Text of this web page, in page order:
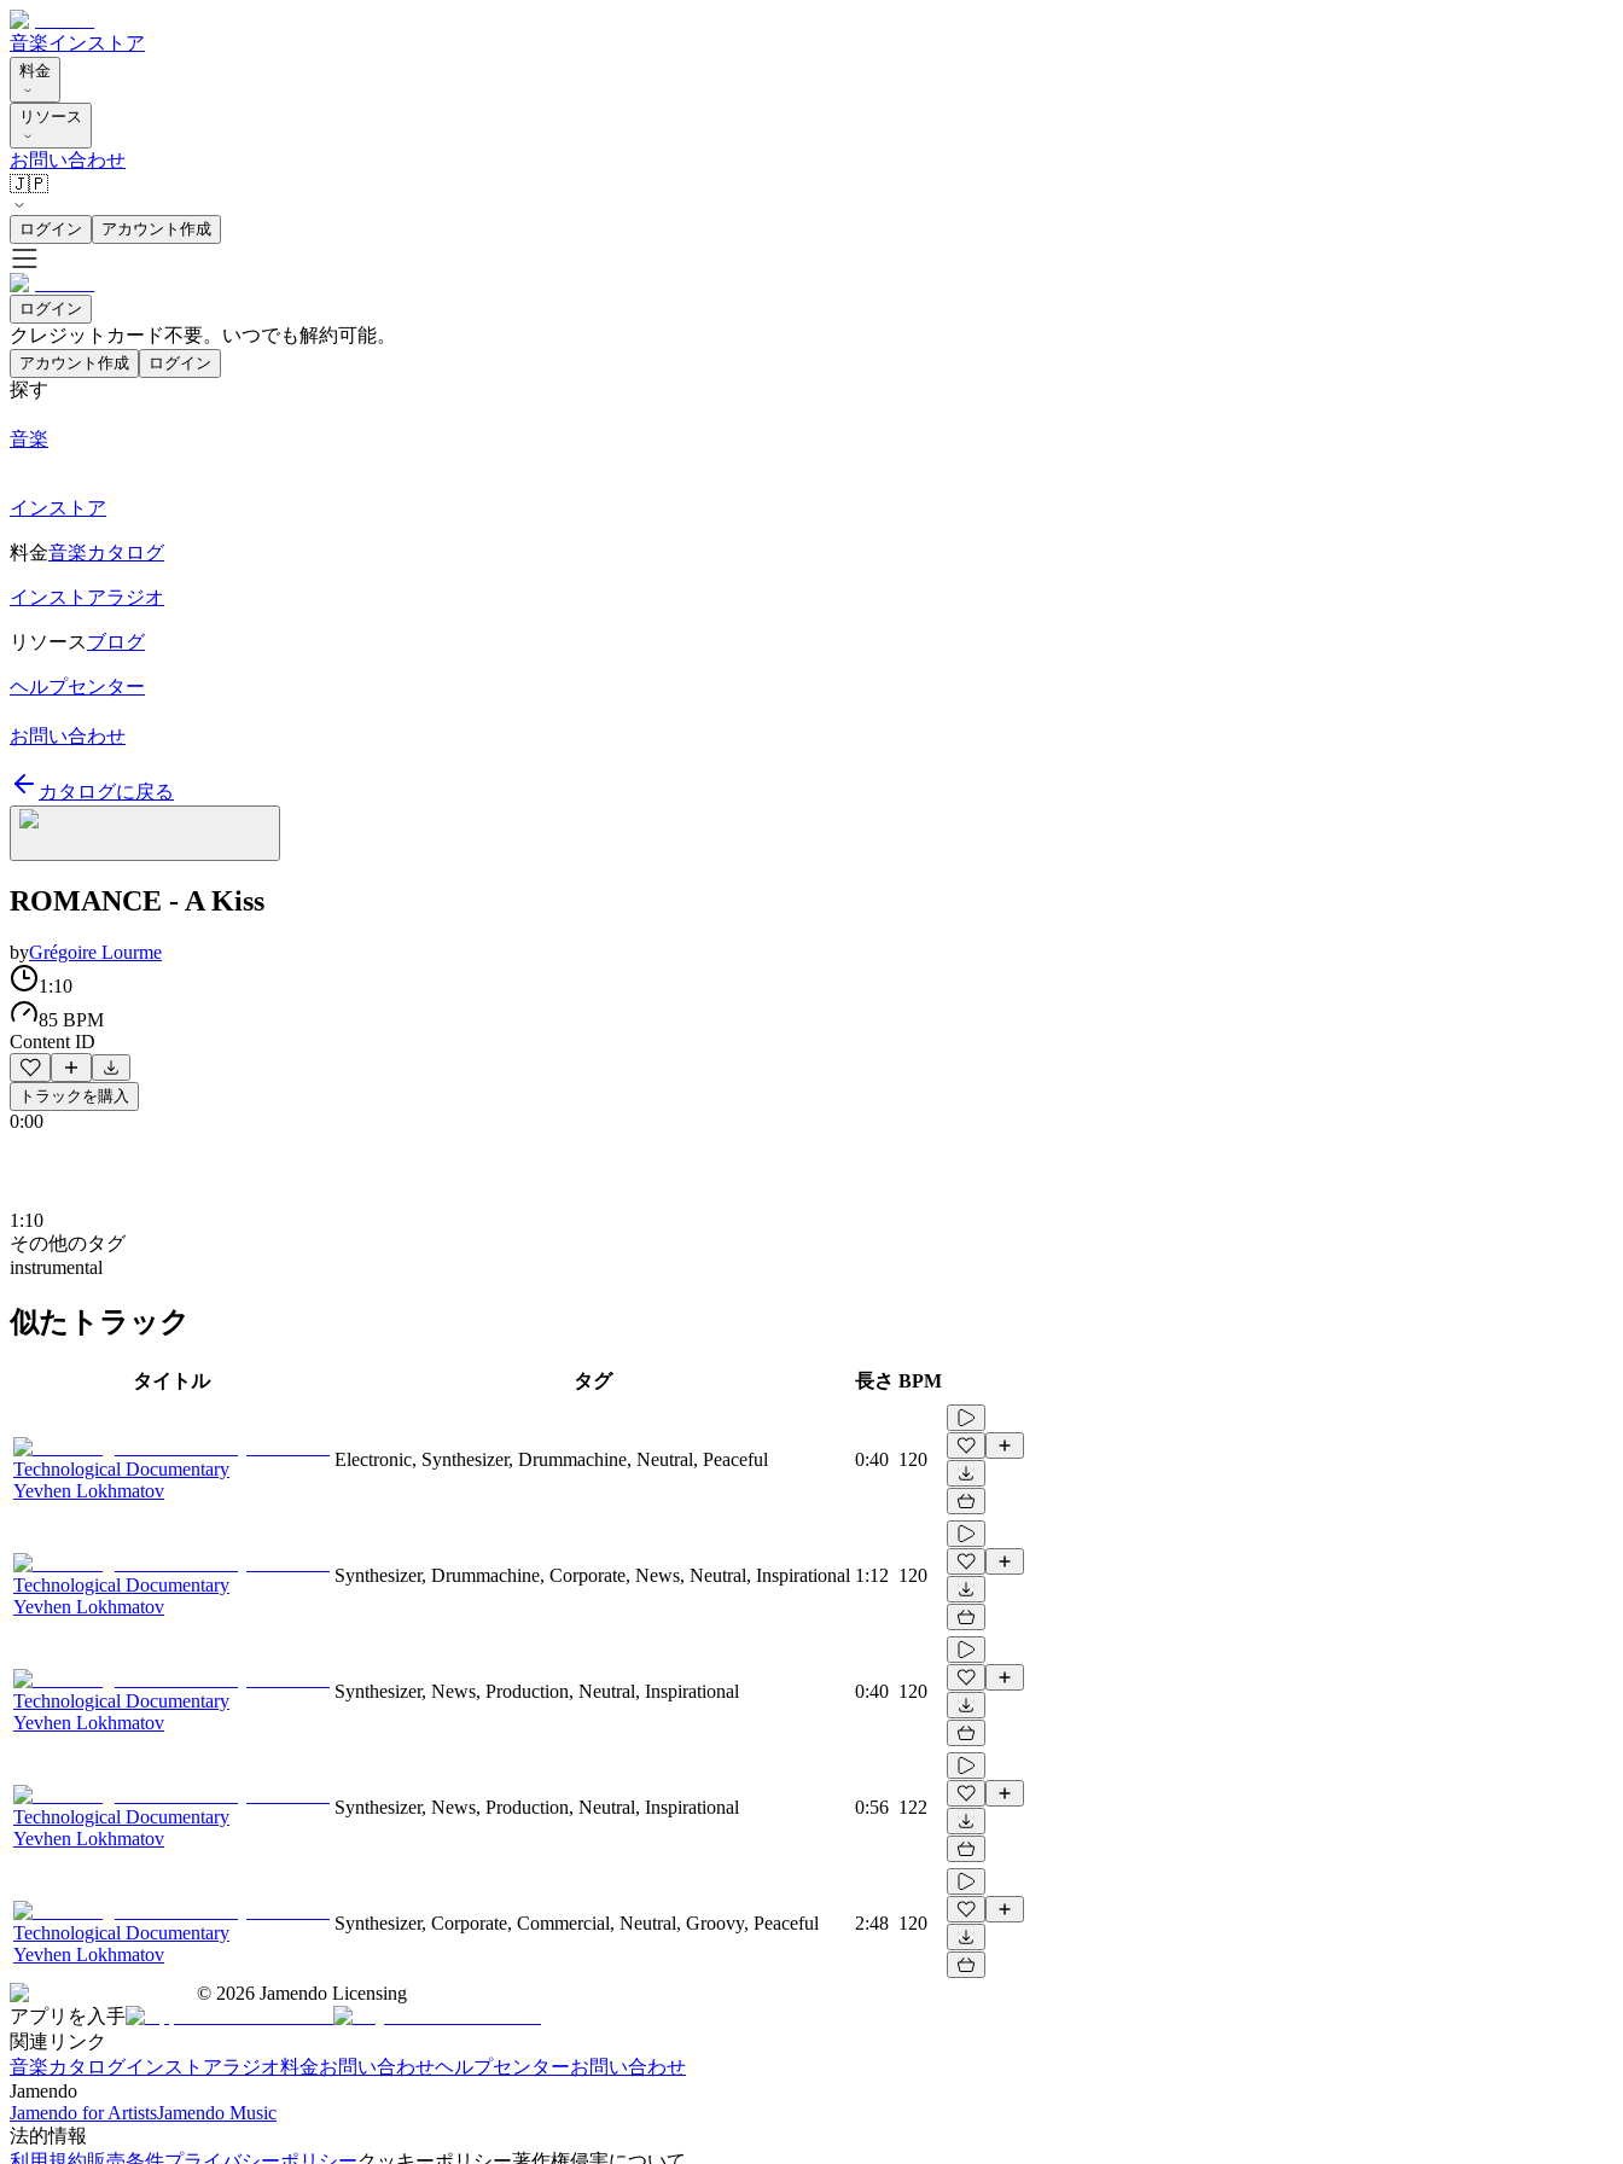
音楽インストア
料金
リソース
お問い合わせ
🇯🇵
ログイン アカウント作成
ログイン
クレジットカード不要。いつでも解約可能。
アカウント作成 ログイン
探す
音楽
インストア
料金音楽カタログ
インストアラジオ
リソースブログ
ヘルプセンター
お問い合わせ
カタログに戻る
ROMANCE - A Kiss
byGrégoire Lourme
1:10
85 BPM
Content ID
トラックを購入
0:00
1:10
その他のタグ
instrumental
似たトラック
タイトル タグ 長さ BPM
Technological Documentary
Yevhen Lokhmatov
Electronic, Synthesizer, Drummachine, Neutral, Peaceful 0:40 120
Technological Documentary
Yevhen Lokhmatov
Synthesizer, Drummachine, Corporate, News, Neutral, Inspirational 1:12 120
Technological Documentary
Yevhen Lokhmatov
Synthesizer, News, Production, Neutral, Inspirational 0:40 120
Technological Documentary
Yevhen Lokhmatov
Synthesizer, News, Production, Neutral, Inspirational 0:56 122
Technological Documentary
Yevhen Lokhmatov
Synthesizer, Corporate, Commercial, Neutral, Groovy, Peaceful 2:48 120
© 2026 Jamendo Licensing
アプリを入手
関連リンク
音楽カタログインストアラジオ料金お問い合わせヘルプセンターお問い合わせ
Jamendo
Jamendo for ArtistsJamendo Music
法的情報